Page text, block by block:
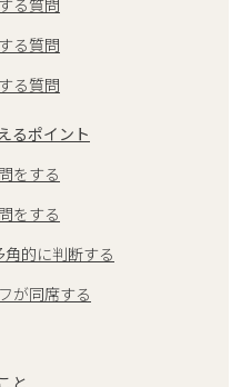
る質問
る質問
るポイント
をする
をする
的に判断する
が同席する
と